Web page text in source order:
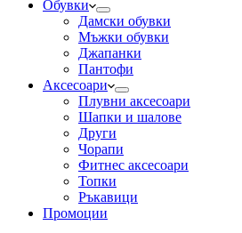
Обувки
Дамски обувки
Мъжки обувки
Джапанки
Пантофи
Аксесоари
Плувни аксесоари
Шапки и шалове
Други
Чорапи
Фитнес аксесоари
Топки
Ръкавици
Промоции